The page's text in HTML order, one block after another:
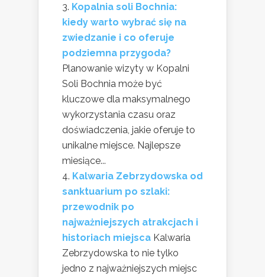
Kopalnia soli Bochnia:
kiedy warto wybrać się na
zwiedzanie i co oferuje
podziemna przygoda?
Planowanie wizyty w Kopalni
Soli Bochnia może być
kluczowe dla maksymalnego
wykorzystania czasu oraz
doświadczenia, jakie oferuje to
unikalne miejsce. Najlepsze
miesiące...
Kalwaria Zebrzydowska od
sanktuarium po szlaki:
przewodnik po
najważniejszych atrakcjach i
historiach miejsca Kalwaria
Zebrzydowska to nie tylko
jedno z najważniejszych miejsc